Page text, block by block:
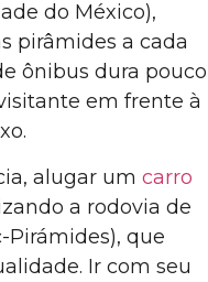
do México),
pirâmides a cada
ônibus dura pouco
em frente à
alugar um carro
a rodovia de
Pirámides), que
Ir com seu